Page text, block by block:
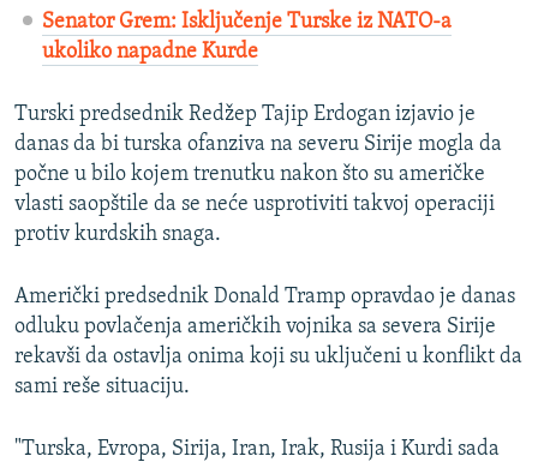
Senator Grem: Isključenje Turske iz NATO-a
ukoliko napadne Kurde
Turski predsednik Redžep Tajip Erdogan izjavio je
danas da bi turska ofanziva na severu Sirije mogla da
počne u bilo kojem trenutku nakon što su američke
vlasti saopštile da se neće usprotiviti takvoj operaciji
protiv kurdskih snaga.
Američki predsednik Donald Tramp opravdao je danas
odluku povlačenja američkih vojnika sa severa Sirije
rekavši da ostavlja onima koji su uključeni u konflikt da
sami reše situaciju.
"Turska, Evropa, Sirija, Iran, Irak, Rusija i Kurdi sada